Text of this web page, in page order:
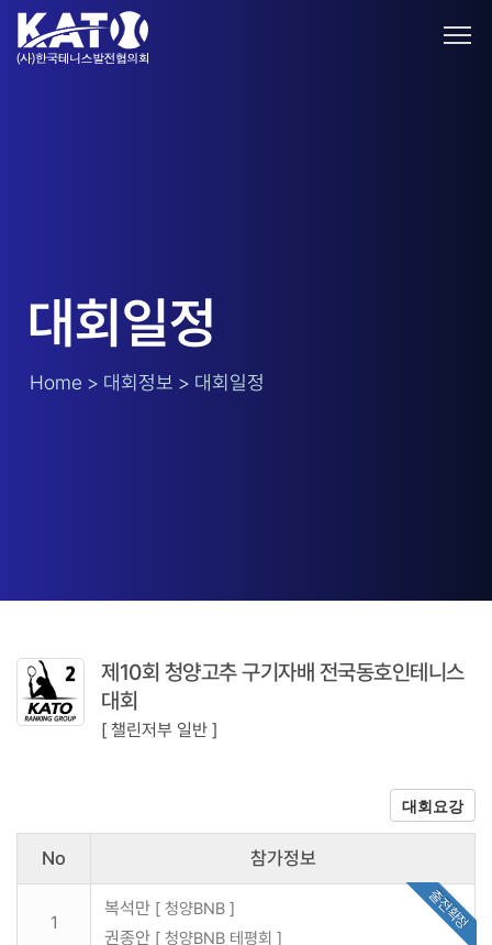
대회일정
Home > 대회정보 > 대회일정
제10회 청양고추 구기자배 전국동호인테니스
대회
[ 챌린저부 일반 ]
대회요강
No 참가정보
1 출전확정
복석만 [ 청양BNB ]
권종안 [ 청양BNB 테평회 ]